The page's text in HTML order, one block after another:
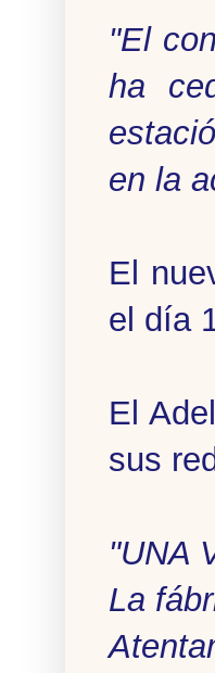
"El
ha
en la
El
el día
El
sus
"UNA
La